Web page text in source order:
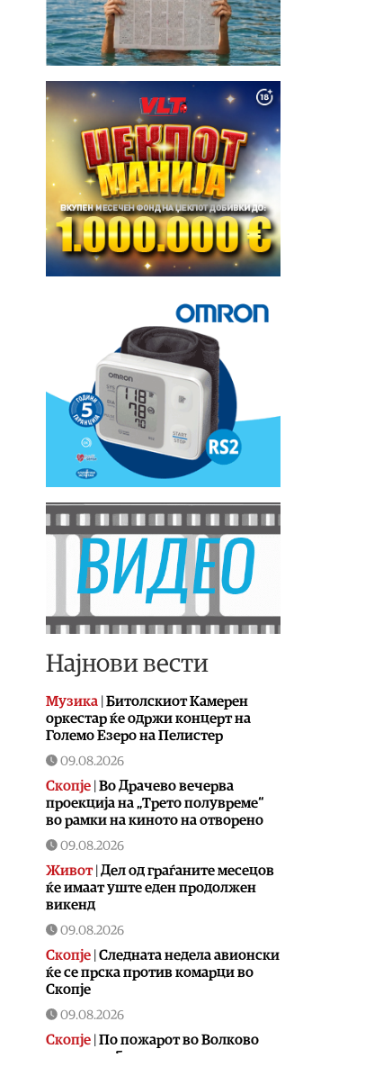
Најнови вести
Музика | Битолскиот Камерен
оркестар ќе одржи концерт на
Големо Езеро на Пелистер
09.08.2026
Скопје | Во Драчево вечерва
проекција на „Трето полувреме“
во рамки на киното на отворено
09.08.2026
Живот| Дел од граѓаните месецов
ќе имаат уште еден продолжен
викенд
09.08.2026
Скопје | Следната недела авионски
ќе се прска против комарци во
Скопје
09.08.2026
Скопје | По пожарот во Волково
жителите бараат запуштените